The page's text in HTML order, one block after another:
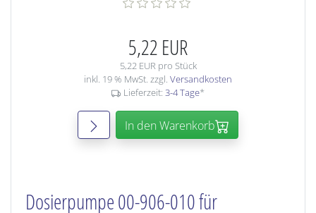
5,22 EUR
5,22 EUR pro Stück
inkl. 19 % MwSt. zzgl. Versandkosten
Lieferzeit: 3-4 Tage*
In den Warenkorb
Dosierpumpe 00-906-010 für